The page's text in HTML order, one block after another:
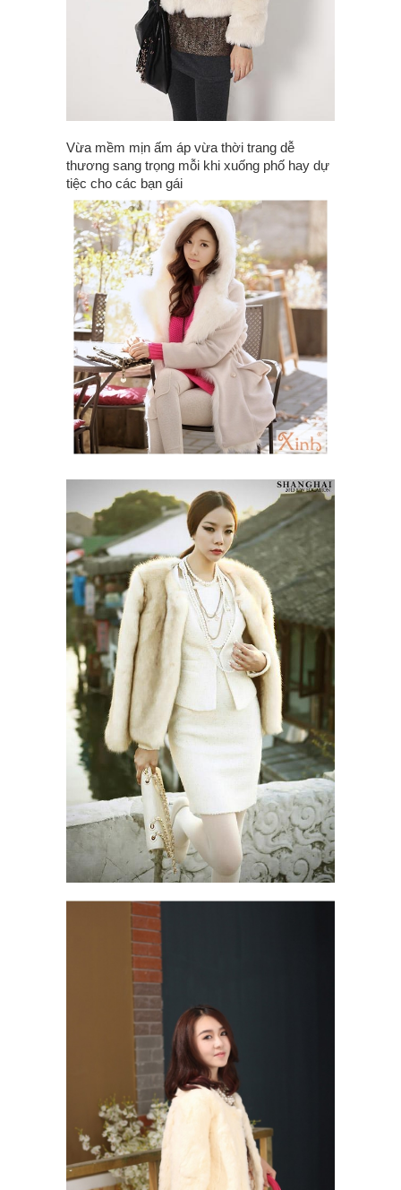
Vừa mềm mịn ấm áp vừa thời trang dễ
thương sang trọng mỗi khi xuống phố hay dự
tiệc cho các bạn gái